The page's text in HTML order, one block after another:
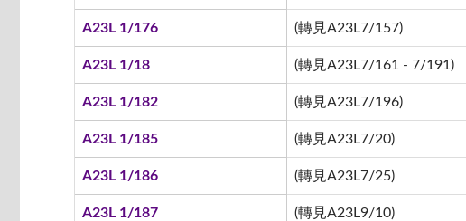
A23L 1/176 (轉見A23L7/157)
A23L 1/18 (轉見A23L7/161 - 7/191)
A23L 1/182 (轉見A23L7/196)
A23L 1/185 (轉見A23L7/20)
A23L 1/186 (轉見A23L7/25)
A23L 1/187 (轉見A23L9/10)